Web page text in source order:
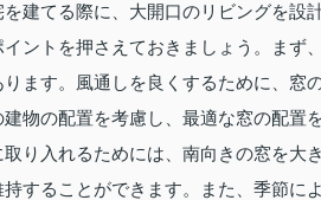
建てる際に、大開口のリビングを設
ントを押さえておきましょう。まず
ます。風通しを良くするために、
物の配置を考慮し、最適な窓の配置
り入れるためには、南向きの窓を大
することができます。また、季節に